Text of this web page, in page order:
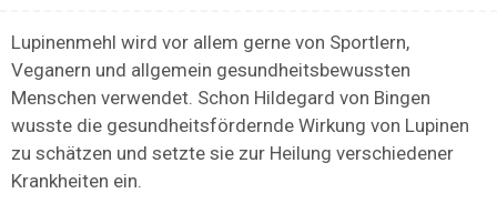
Lupinenmehl wird vor allem gerne von Sportlern,
Veganern und allgemein gesundheitsbewussten
Menschen verwendet. Schon Hildegard von Bingen
wusste die gesundheitsfördernde Wirkung von Lupinen
zu schätzen und setzte sie zur Heilung verschiedener
Krankheiten ein.